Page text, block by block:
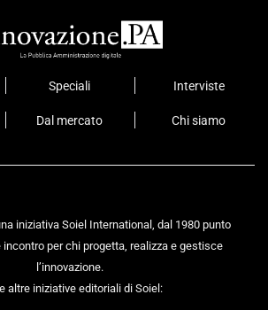
Speciali Interviste
Dal mercato Chi siamo
iniziativa Soiel International, dal 1980 punto
incontro per chi progetta, realizza e gestisce
l’innovazione.
altre iniziative editoriali di Soiel: